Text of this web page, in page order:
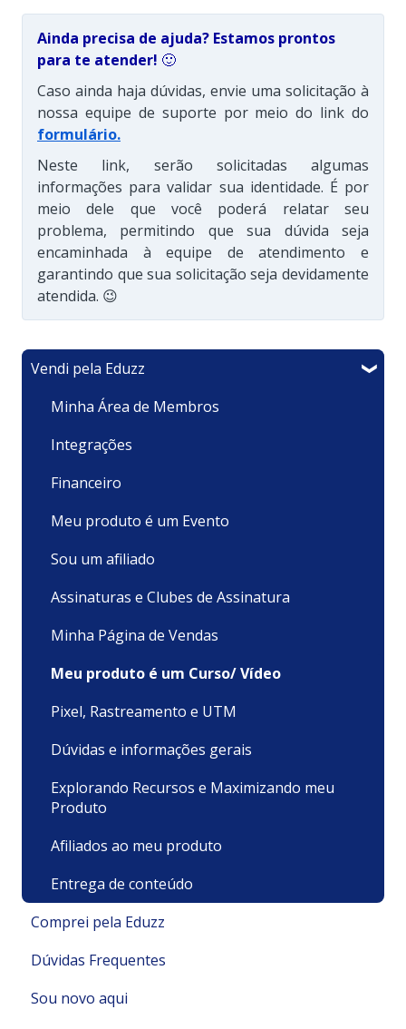
Ainda precisa de ajuda? Estamos prontos
para te atender! 🙂
Caso ainda haja dúvidas, envie uma solicitação à
nossa equipe de suporte por meio do link do
formulário.
Neste link, serão solicitadas algumas
informações para validar sua identidade. É por
meio dele que você poderá relatar seu
problema, permitindo que sua dúvida seja
encaminhada à equipe de atendimento e
garantindo que sua solicitação seja devidamente
atendida. 😉
Vendi pela Eduzz
Minha Área de Membros
Integrações
Financeiro
Meu produto é um Evento
Sou um afiliado
Assinaturas e Clubes de Assinatura
Minha Página de Vendas
Meu produto é um Curso/ Vídeo
Pixel, Rastreamento e UTM
Dúvidas e informações gerais
Explorando Recursos e Maximizando meu
Produto
Afiliados ao meu produto
Entrega de conteúdo
Comprei pela Eduzz
Suporte Técnico
Pagamentos e Faturamento
Dúvidas Frequentes
Pagamento
Sou novo aqui